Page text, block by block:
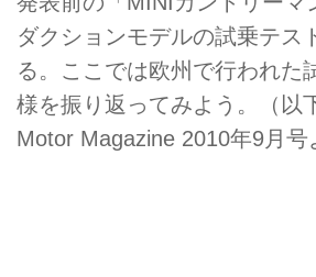
ダクションモデルの試乗テス
る。ここでは欧州で行われた
様を振り返ってみよう。（以
Motor Magazine 2010年9月号